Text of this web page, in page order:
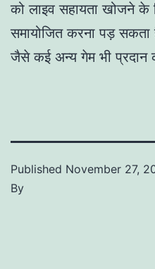
को लाइव सहायता खोजने के
समायोजित करना पड़
जैसे कई अन्य गेम भी प्रदान
Published November 27,
By